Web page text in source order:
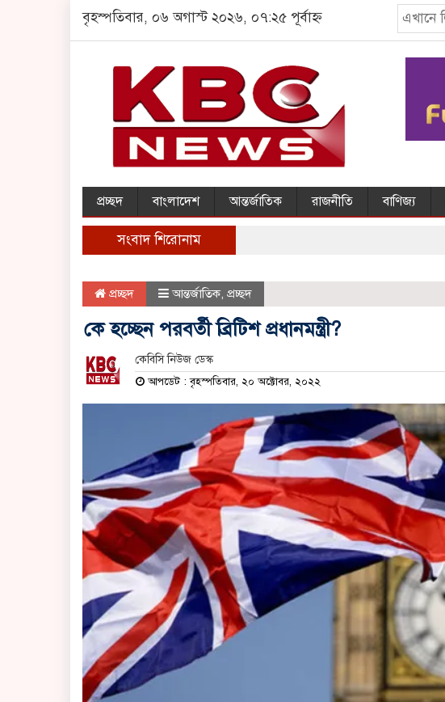
বৃহস্পতিবার, ০৬ অগাস্ট ২০২৬, ০৭:২৫ পূর্বাহ্ন
প্রচ্ছদ বাংলাদেশ আন্তর্জাতিক রাজনীতি বাণিজ্য
সংবাদ শিরোনাম
প্রচ্ছদ আন্তর্জাতিক, প্রচ্ছদ
কে হচ্ছেন পরবর্তী ব্রিটিশ প্রধানমন্ত্রী?
কেবিসি নিউজ ডেস্ক
আপডেট : বৃহস্পতিবার, ২০ অক্টোবর, ২০২২